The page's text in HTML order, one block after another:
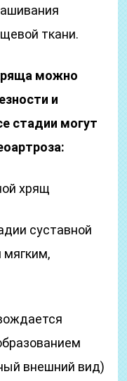
ткани.
можно
и
стадии могут
хрящ
суставной
мягким,
внешний вид)